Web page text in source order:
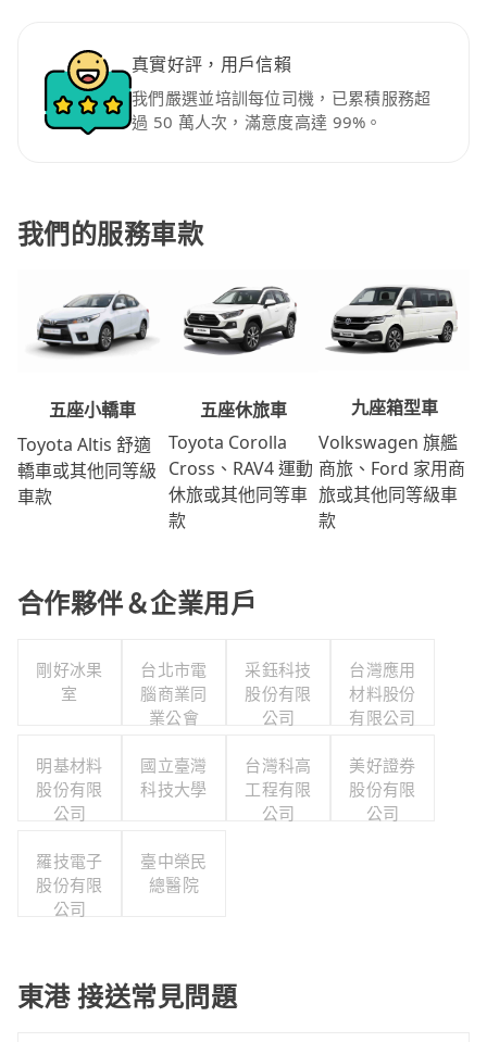
真實好評，用戶信賴
我們嚴選並培訓每位司機，已累積服務超
過 50 萬人次，滿意度高達 99%。
我們的服務車款
五座小轎車
Toyota Altis 舒適
轎車或其他同等級
車款
五座休旅車
Toyota Corolla
Cross、RAV4 運動
休旅或其他同等車
款
九座箱型車
Volkswagen 旗艦
商旅、Ford 家用商
旅或其他同等級車
款
合作夥伴＆企業用戶
剛好冰果
室
台北市電
腦商業同
業公會
采鈺科技
股份有限
公司
台灣應用
材料股份
有限公司
明基材料
股份有限
公司
國立臺灣
科技大學
台灣科高
工程有限
公司
美好證券
股份有限
公司
羅技電子
股份有限
公司
臺中榮民
總醫院
東港 接送常見問題